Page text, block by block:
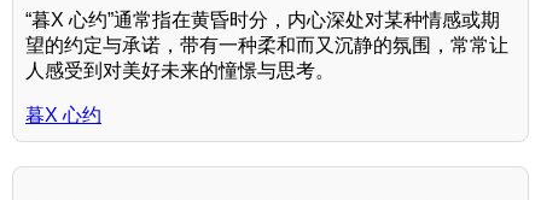
“暮X 心约”通常指在黄昏时分，内心深处对某种情感或期
望的约定与承诺，带有一种柔和而又沉静的氛围，常常让
人感受到对美好未来的憧憬与思考。
暮X 心约